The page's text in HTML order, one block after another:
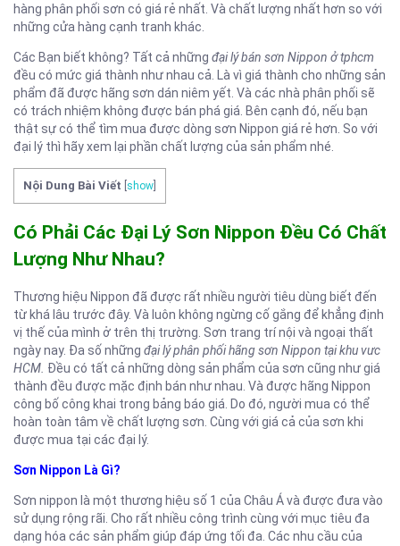
hàng phân phối sơn có giá rẻ nhất. Và chất lượng nhất hơn so với
những cửa hàng cạnh tranh khác.
Các Bạn biết không? Tất cả những đại lý bán sơn Nippon ở tphcm
đều có mức giá thành như nhau cả. Là vì giá thành cho những sản
phẩm đã được hãng sơn dán niêm yết. Và các nhà phân phối sẽ
có trách nhiệm không được bán phá giá. Bên cạnh đó, nếu bạn
thật sự có thể tìm mua được dòng sơn Nippon giá rẻ hơn. So với
đại lý thì hãy xem lại phần chất lượng của sản phẩm nhé.
Nội Dung Bài Viết show
Có Phải Các Đại Lý Sơn Nippon Đều Có Chất
Lượng Như Nhau?
Thương hiệu Nippon đã được rất nhiều người tiêu dùng biết đến
từ khá lâu trước đây. Và luôn không ngừng cố gắng để khẳng định
vị thế của mình ở trên thị trường. Sơn trang trí nội và ngoại thất
ngày nay. Đa số những đại lý phân phối hãng sơn Nippon tại khu vưc
HCM. Đều có tất cả những dòng sản phẩm của sơn cũng như giá
thành đều được mặc định bán như nhau. Và được hãng Nippon
công bố công khai trong bảng báo giá. Do đó, người mua có thể
hoàn toàn tâm về chất lượng sơn. Cùng với giá cả của sơn khi
được mua tại các đại lý.
Sơn Nippon Là Gì?
Sơn nippon là một thương hiệu số 1 của Châu Á và được đưa vào
sử dụng rộng rãi. Cho rất nhiều công trình cùng với mục tiêu đa
dạng hóa các sản phẩm giúp đáp ứng tối đa. Các nhu cầu của